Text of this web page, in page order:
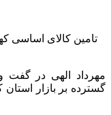
مهرداد الهی در گفت
گسترده بر بازار استان